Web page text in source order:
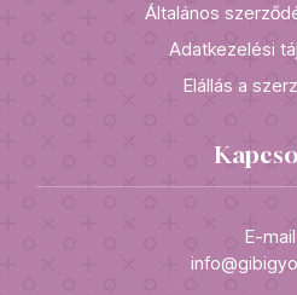
Általános
Adatkezelési
Elállás a
E-mail